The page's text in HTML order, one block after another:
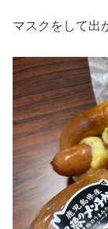
マスクをして出